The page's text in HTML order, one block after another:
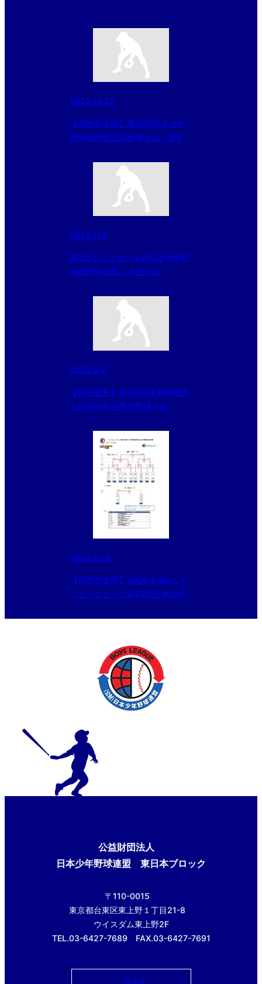
2023.10.22
【長野県支部】第15回日本少年
野球長野県支部秋季大会（第54
県支部予選）決勝戦の結果
2022.11.3
第2回マツダボール杯日本少年野
球長野県支部 １年生大会
2025.5.17
【日程変更】第5回関東新聞販売
上信越中学生硬式野球大会
2026.6.28
【長野県支部】2026.6.28 エイ
ジェックカップ第57回日本少年
選
公益財団法人
日本少年野球連盟 東日本ブロック
〒110-0015
東京都台東区東上野１丁目21-8
ウイスダム東上野2F
TEL.03-6427-7689 FAX.03-6427-7691
ご意見箱